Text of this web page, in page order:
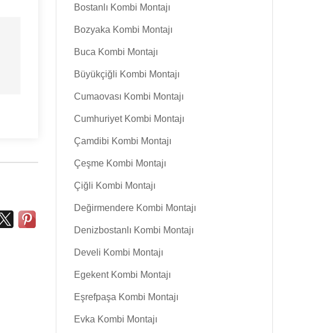
Bostanlı Kombi Montajı
Bozyaka Kombi Montajı
Buca Kombi Montajı
Büyükçiğli Kombi Montajı
Cumaovası Kombi Montajı
Cumhuriyet Kombi Montajı
Çamdibi Kombi Montajı
Çeşme Kombi Montajı
Çiğli Kombi Montajı
Değirmendere Kombi Montajı
Denizbostanlı Kombi Montajı
Develi Kombi Montajı
Egekent Kombi Montajı
Eşrefpaşa Kombi Montajı
Evka Kombi Montajı